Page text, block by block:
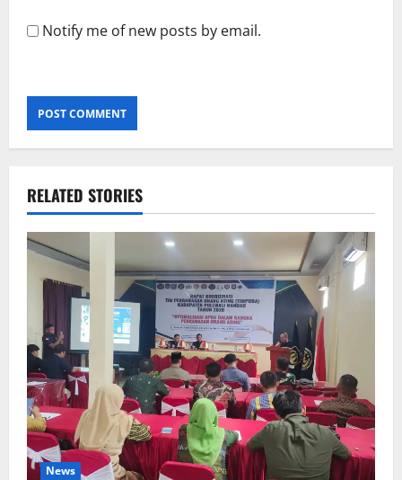
Notify me of new posts by email.
RELATED STORIES
News